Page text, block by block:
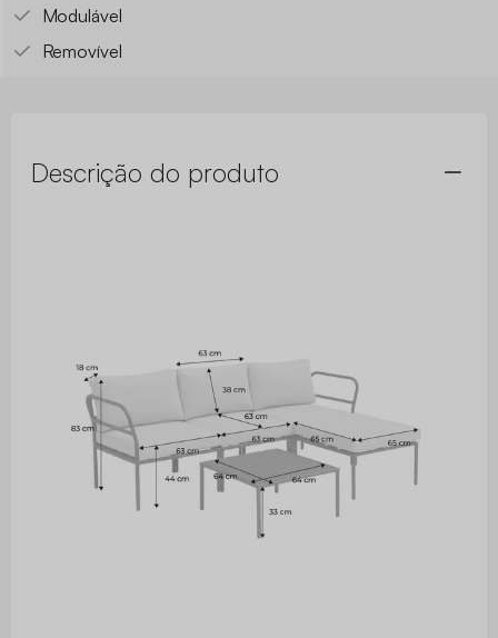
Modulável
Removível
Descrição do produto